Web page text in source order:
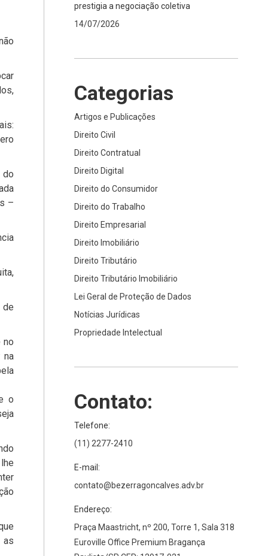
–
de
no
na
o
as
prestigia a negociação coletiva
14/07/2026
Categorias
Artigos e Publicações
Direito Civil
Direito Contratual
Direito Digital
Direito do Consumidor
Direito do Trabalho
Direito Empresarial
Direito Imobiliário
Direito Tributário
Direito Tributário Imobiliário
Lei Geral de Proteção de Dados
Notícias Jurídicas
Propriedade Intelectual
Contato:
Telefone:
(11) 2277-2410
E-mail:
contato@bezerragoncalves.adv.br
Endereço:
Praça Maastricht, nº 200, Torre 1, Sala 318
Euroville Office Premium Bragança